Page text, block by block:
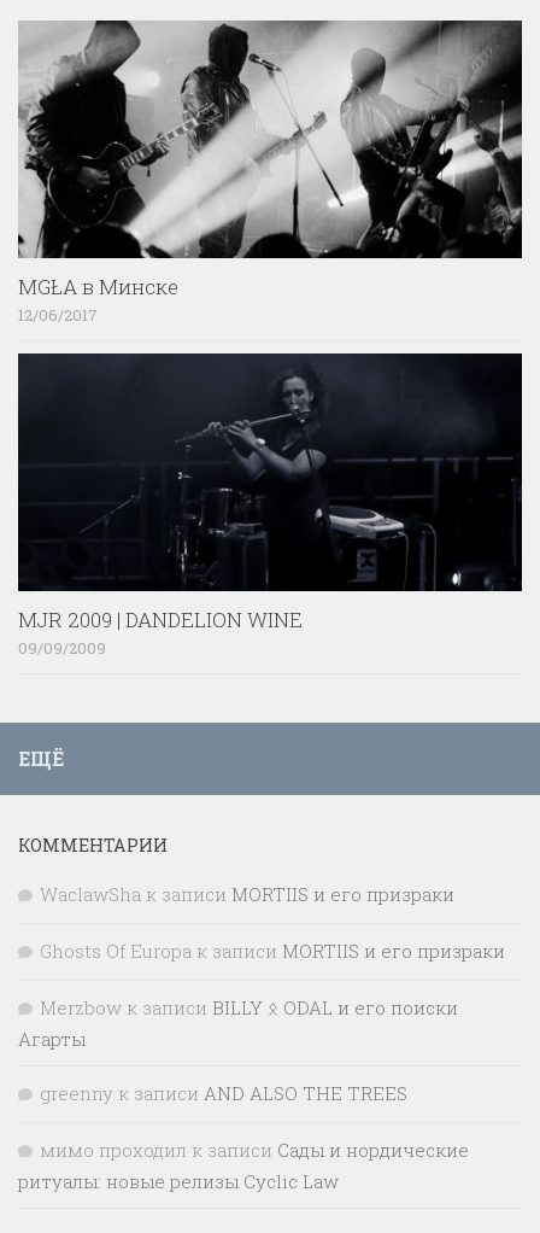
MGŁA в Минске
12/06/2017
MJR 2009 | DANDELION WINE
09/09/2009
ЕЩЁ
КОММЕНТАРИИ
WaclawSha к записи MORTIIS и его призраки
Ghosts Of Europa к записи MORTIIS и его призраки
Merzbow к записи BILLY ᛟ ODAL и его поиски
Агарты
greenny к записи AND ALSO THE TREES
мимо проходил к записи Сады и нордические
ритуалы: новые релизы Cyclic Law